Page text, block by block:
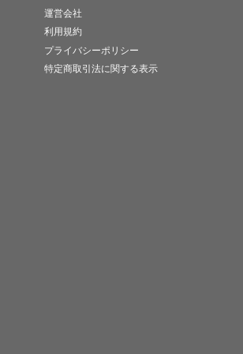
運営会社
利用規約
プライバシーポリシー
特定商取引法に関する表示